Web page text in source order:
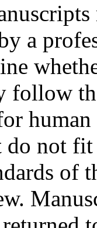
a
follow
do not
of